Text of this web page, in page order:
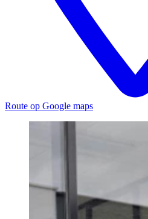
Route op Google maps